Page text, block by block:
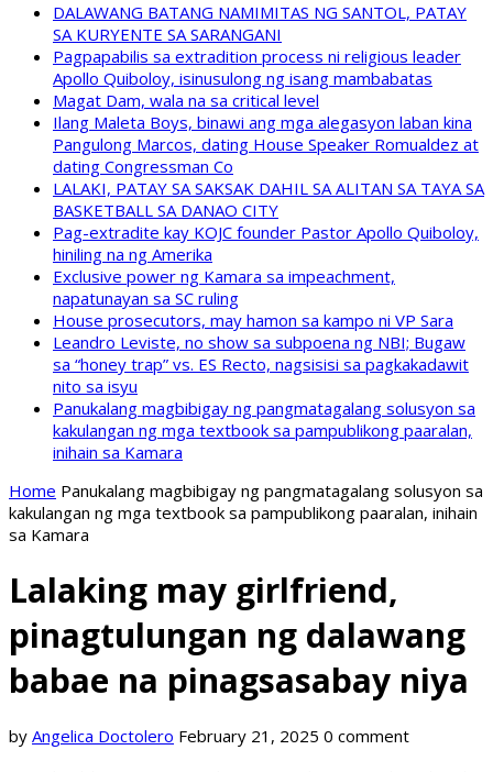
DALAWANG BATANG NAMIMITAS NG SANTOL, PATAY
SA KURYENTE SA SARANGANI
Pagpapabilis sa extradition process ni religious leader
Apollo Quiboloy, isinusulong ng isang mambabatas
Magat Dam, wala na sa critical level
Ilang Maleta Boys, binawi ang mga alegasyon laban kina
Pangulong Marcos, dating House Speaker Romualdez at
dating Congressman Co
LALAKI, PATAY SA SAKSAK DAHIL SA ALITAN SA TAYA SA
BASKETBALL SA DANAO CITY
Pag-extradite kay KOJC founder Pastor Apollo Quiboloy,
hiniling na ng Amerika
Exclusive power ng Kamara sa impeachment,
napatunayan sa SC ruling
House prosecutors, may hamon sa kampo ni VP Sara
Leandro Leviste, no show sa subpoena ng NBI; Bugaw
sa “honey trap” vs. ES Recto, nagsisisi sa pagkakadawit
nito sa isyu
Panukalang magbibigay ng pangmatagalang solusyon sa
kakulangan ng mga textbook sa pampublikong paaralan,
inihain sa Kamara
Home Panukalang magbibigay ng pangmatagalang solusyon sa
kakulangan ng mga textbook sa pampublikong paaralan, inihain
sa Kamara
Lalaking may girlfriend,
pinagtulungan ng dalawang
babae na pinagsasabay niya
by Angelica Doctolero February 21, 2025 0 comment